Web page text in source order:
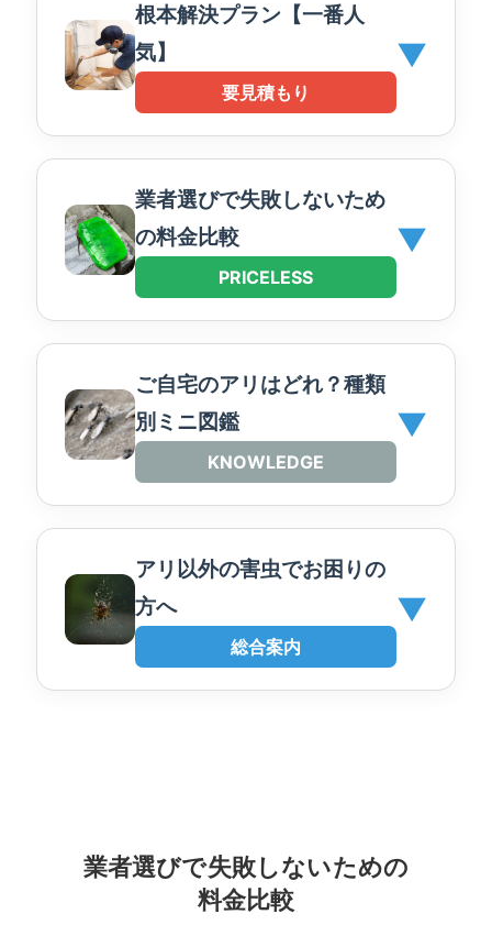
根本解決プラン【一番人
気】
要見積もり
▼
業者選びで失敗しないため
の料金比較
PRICELESS
▼
ご自宅のアリはどれ？種類
別ミニ図鑑
KNOWLEDGE
▼
アリ以外の害虫でお困りの
方へ
総合案内
▼
業者選びで失敗しないための
料金比較